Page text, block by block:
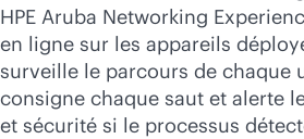
HPE Aruba Networking
en ligne sur les appareils
surveille le parcours de chaque
consigne chaque saut et alerte
et sécurité si le processus